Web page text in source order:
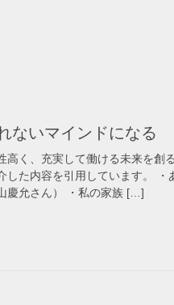
ないマインドになる
高く、充実して働ける未来を創
した内容を引用しています。 ・
慶允さん） ・私の家族 […]